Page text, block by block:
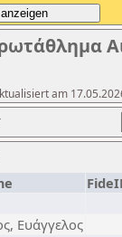
am
Ευάγγελος